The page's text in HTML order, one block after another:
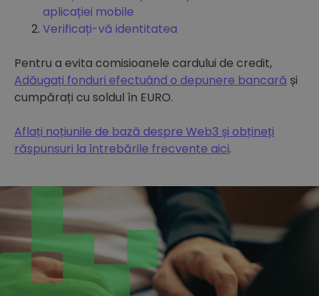
aplicației mobile
Verificați-vă identitatea
Pentru a evita comisioanele cardului de credit,
Adăugați fonduri efectuând o depunere bancară și
cumpărați cu soldul în EURO.
Aflați noțiunile de bază despre Web3 și obțineți
răspunsuri la întrebările frecvente aici.